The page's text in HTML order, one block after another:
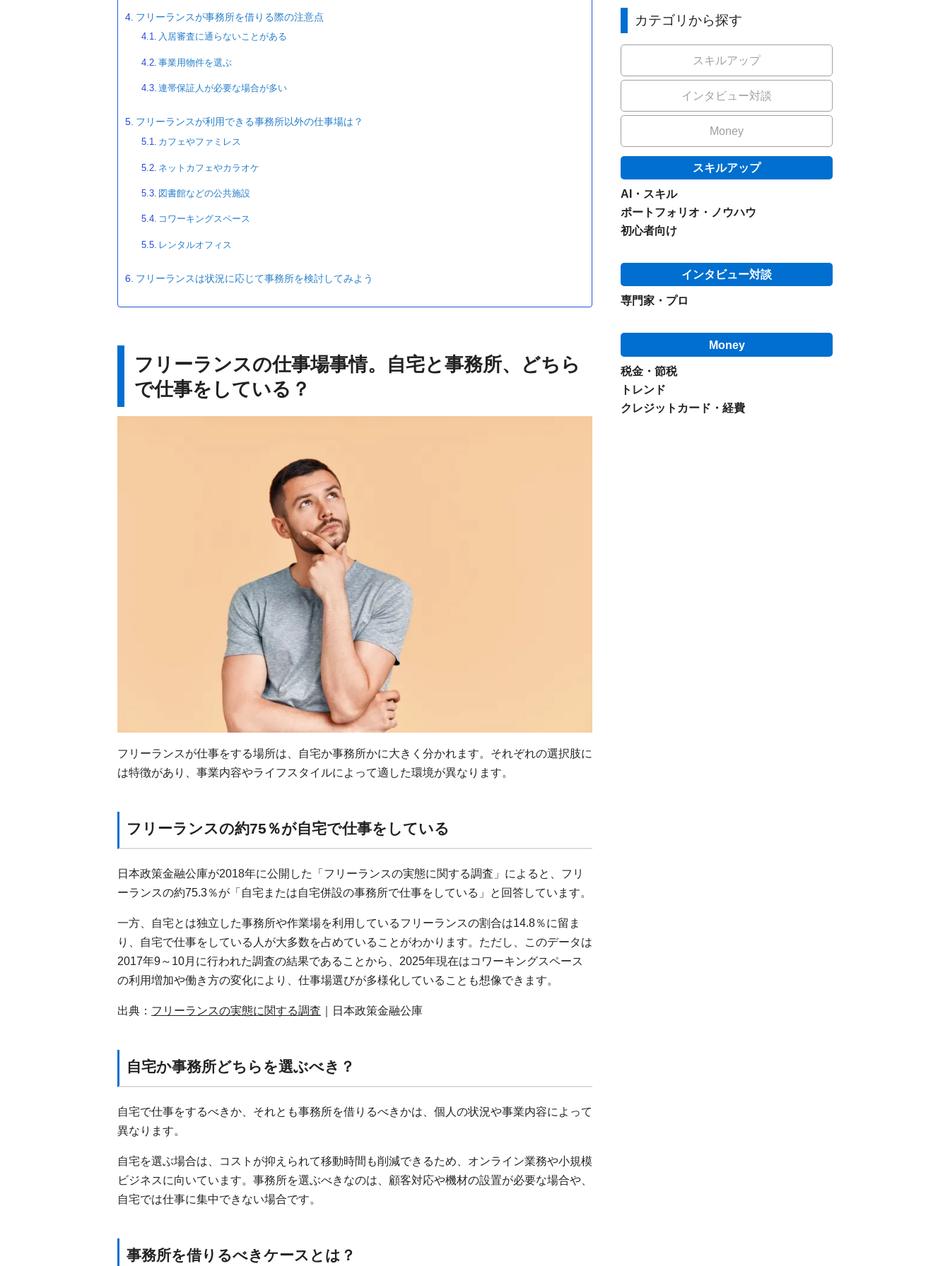
フリーランスが事務所を借りる際の注意点
入居審査に通らないことがある
事業用物件を選ぶ
連帯保証人が必要な場合が多い
フリーランスが利用できる事務所以外の仕事場は？
カフェやファミレス
ネットカフェやカラオケ
図書館などの公共施設
コワーキングスペース
レンタルオフィス
フリーランスは状況に応じて事務所を検討してみよう
フリーランスの仕事場事情。自宅と事務所、どちら
で仕事をしている？
フリーランスが仕事をする場所は、自宅か事務所かに大きく分かれます。それぞれの選択肢に
は特徴があり、事業内容やライフスタイルによって適した環境が異なります。
フリーランスの約75％が自宅で仕事をしている
日本政策金融公庫が2018年に公開した「フリーランスの実態に関する調査」によると、フリ
ーランスの約75.3％が「自宅または自宅併設の事務所で仕事をしている」と回答しています。
一方、自宅とは独立した事務所や作業場を利用しているフリーランスの割合は14.8％に留ま
り、自宅で仕事をしている人が大多数を占めていることがわかります。ただし、このデータは
2017年9～10月に行われた調査の結果であることから、2025年現在はコワーキングスペース
の利用増加や働き方の変化により、仕事場選びが多様化していることも想像できます。
出典： フリーランスの実態に関する調査 ｜日本政策金融公庫
自宅か事務所どちらを選ぶべき？
自宅で仕事をするべきか、それとも事務所を借りるべきかは、個人の状況や事業内容によって
異なります。
自宅を選ぶ場合は、コストが抑えられて移動時間も削減できるため、オンライン業務や小規模
ビジネスに向いています。事務所を選ぶべきなのは、顧客対応や機材の設置が必要な場合や、
自宅では仕事に集中できない場合です。
事務所を借りるべきケースとは？
カテゴリから探す
スキルアップ
インタビュー対談
Money
スキルアップ
AI・スキル
ポートフォリオ・ノウハウ
初心者向け
インタビュー対談
専門家・プロ
Money
税金・節税
トレンド
クレジットカード・経費